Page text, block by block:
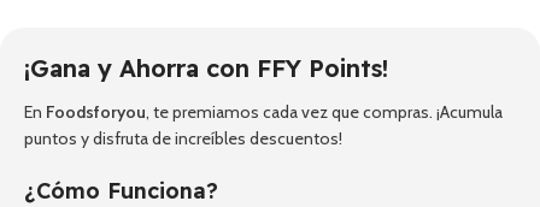
¡Gana y Ahorra con FFY Points!
En Foodsforyou, te premiamos cada vez que compras. ¡Acumula
puntos y disfruta de increíbles descuentos!
¿Cómo Funciona?